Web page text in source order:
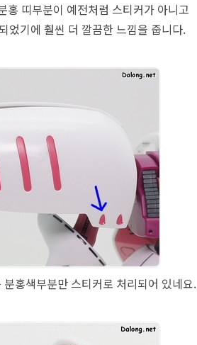
홍 띠부분이 예전처럼 스티커가 아니고
었기에 훨씬 더 깔끔한 느낌을 줍니다.
홍색부분만 스티커로 처리되어 있네요.